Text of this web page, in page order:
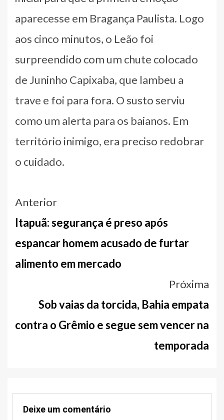
aparecesse em Bragança Paulista. Logo
aos cinco minutos, o Leão foi
surpreendido com um chute colocado
de Juninho Capixaba, que lambeu a
trave e foi para fora. O susto serviu
como um alerta para os baianos. Em
território inimigo, era preciso redobrar
o cuidado.
Navegação
entre
notícias
Anterior
Itapuã: segurança é preso após
espancar homem acusado de furtar
alimento em mercado
Próxima
Sob vaias da torcida, Bahia empata
contra o Grêmio e segue sem vencer na
temporada
Deixe um comentário